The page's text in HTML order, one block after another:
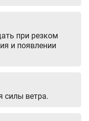
при резком
и появлении
силы ветра.